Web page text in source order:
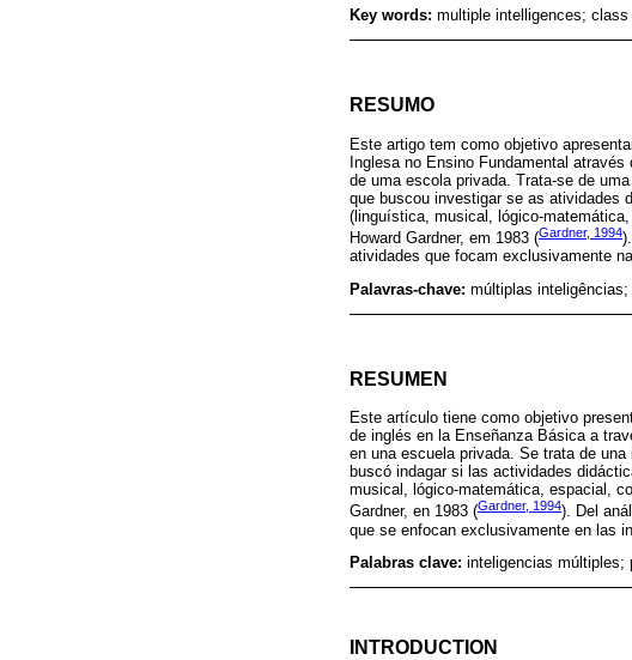
Key words: multiple intelligences;
RESUMO
Este artigo tem como objetivo
Inglesa no Ensino Fundamental
de uma escola privada. Trata-se de
que buscou investigar se as atividades
(linguística, musical, lógico-
Howard Gardner, em 1983 (Gardner, 1994
atividades que focam exclusivamente
Palavras-chave: múltiplas
RESUMEN
Este artículo tiene como objetivo
de inglés en la Enseñanza Básica a
en una escuela privada. Se trata de
buscó indagar si las actividades
musical, lógico-matemática, espacial,
Gardner, en 1983 (Gardner, 1994). Del
que se enfocan exclusivamente en las
Palabras clave: inteligencias múltiples;
INTRODUCTION